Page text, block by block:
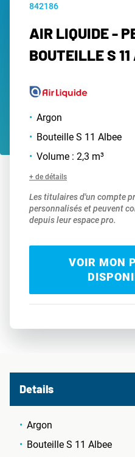
842186
AIR LIQUIDE -
BOUTEILLE S
Argon
Bouteille S 11 Albee
Volume : 2,3 m³
+ de détails
Les titulaires d'un compte
personnalisés et peuvent
depuis leur espace pro.
VOIR MON
Details
Argon
Bouteille S 11 Albee